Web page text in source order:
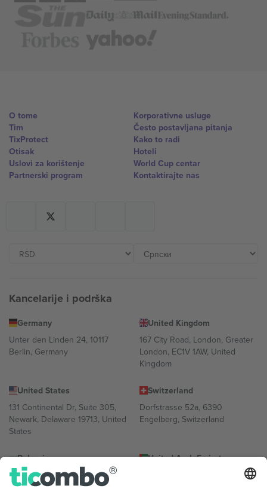
O tome
Tim
TixProtect
Otisak
Uslovi za korištenje
Partnerski program
Korporativne usluge
Često postavljana pitanja
Kako to radi
Hoteli
World Cup centar
Kontaktirajte nas
Kancelarije i podrška
Germany
Unter den Linden 24, 10117
Berlin, Germany
United Kingdom
167 City Road, London, Greater
London, EC1V 1AW, United
Kingdom
United States
131 Continental Dr, Suite 305,
Newark, Delaware 19713, United
States
Switzerland
Dorfstrasse 52a, 6390
Engelberg, Switzerland
Bulgaria
Regus Sofia City West, bul
Totleben 53-55, 1606 Sofia,
United Arab Emirates
UAE Dubai Silicon Oasis, DDP